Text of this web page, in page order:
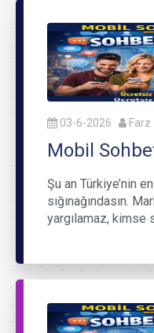
03-6-2026 Farz
Mobil
Şu an Türkiye’nin
sığınağındasın.
yargılamaz, kimse